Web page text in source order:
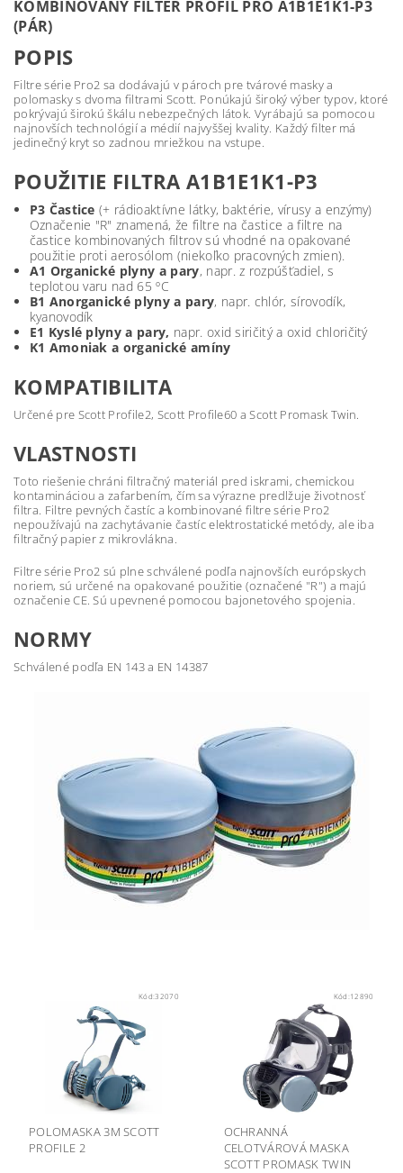
KOMBINOVANÝ FILTER PROFIL PRO A1B1E1K1-P3
(PÁR)
POPIS
Filtre série Pro2 sa dodávajú v pároch pre tvárové masky a
polomasky s dvoma filtrami Scott. Ponúkajú široký výber typov, ktoré
pokrývajú širokú škálu nebezpečných látok. Vyrábajú sa pomocou
najnovších technológií a médií najvyššej kvality. Každý filter má
jedinečný kryt so zadnou mriežkou na vstupe.
POUŽITIE FILTRA A1B1E1K1-P3
P3 Častice (+ rádioaktívne látky, baktérie, vírusy a enzýmy)
Označenie "R" znamená, že filtre na častice a filtre na
častice kombinovaných filtrov sú vhodné na opakované
použitie proti aerosólom (niekoľko pracovných zmien).
A1 Organické plyny a pary, napr. z rozpúšťadiel, s
teplotou varu nad 65 ºC
B1 Anorganické plyny a pary, napr. chlór, sírovodík,
kyanovodík
E1 Kyslé plyny a pary, napr. oxid siričitý a oxid chloričitý
K1 Amoniak a organické amíny
KOMPATIBILITA
Určené pre Scott Profile2, Scott Profile60 a Scott Promask Twin.
VLASTNOSTI
Toto riešenie chráni filtračný materiál pred iskrami, chemickou
kontamináciou a zafarbením, čím sa výrazne predlžuje životnosť
filtra. Filtre pevných častíc a kombinované filtre série Pro2
nepoužívajú na zachytávanie častíc elektrostatické metódy, ale iba
filtračný papier z mikrovlákna.
Filtre série Pro2 sú plne schválené podľa najnovších európskych
noriem, sú určené na opakované použitie (označené "R") a majú
označenie CE. Sú upevnené pomocou bajonetového spojenia.
NORMY
Schválené podľa EN 143 a EN 14387
Kód:32070
POLOMASKA 3M SCOTT
PROFILE 2
Kód: 12890
OCHRANNÁ
CELOTVÁROVÁ MASKA
SCOTT PROMASK TWIN